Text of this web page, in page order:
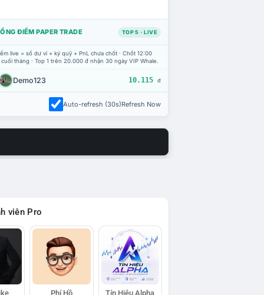
ĐIỂM PAPER TRADE TOP 5 · LIVE
live = số dư ví + ký quỹ + PnL chưa chốt · Chốt 12:00
tháng · Top 1 trên 20.000 đ nhận 30 ngày VIP Whale.
Demo123 10.115 đ
Auto-refresh (30s)Refresh Now
viên Pro
Phí Hồ Tín Hiệu Alpha